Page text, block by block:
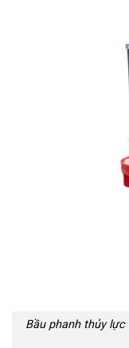
Bầu phanh thủy